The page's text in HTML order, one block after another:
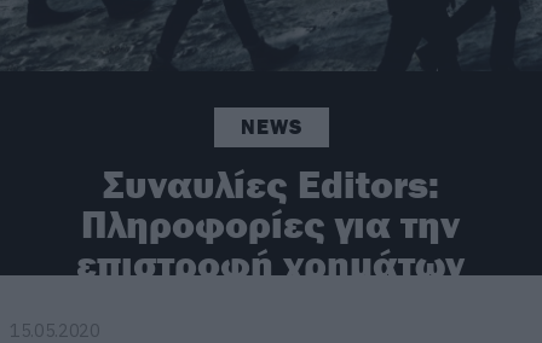
NEWS
Συναυλίες Editors:
Πληροφορίες για την
επιστροφή χρημάτων
15.05.2020